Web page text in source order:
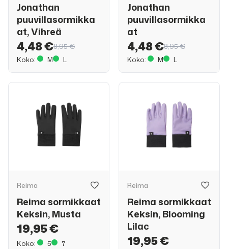
Jonathan
puuvillasormikka
at, Vihreä
4,48 €8,95 €
Koko:
M L
Jonathan
puuvillasormikka
at
4,48 €8,95 €
Koko:
M L
Reima
Reima sormikkaat
Keksin, Musta
19,95 €
Koko: 5 7
Reima
Reima sormikkaat
Keksin, Blooming
Lilac
19,95 €